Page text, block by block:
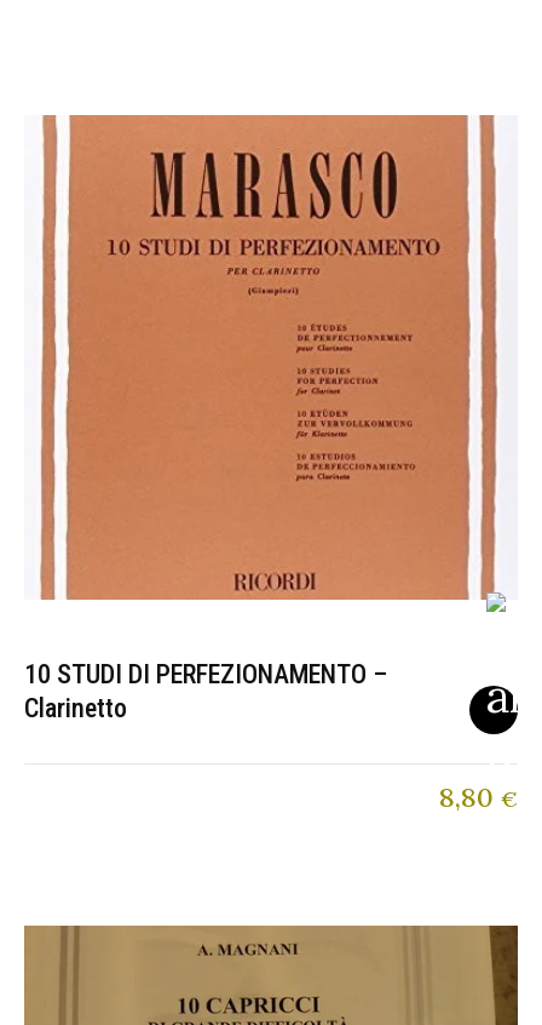
10 STUDI DI PERFEZIONAMENTO –
Clarinetto
8,80 €